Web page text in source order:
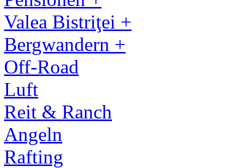
Valea Bistriţei +
Bergwandern +
Off-Road
Luft
Reit & Ranch
Angeln
Rafting